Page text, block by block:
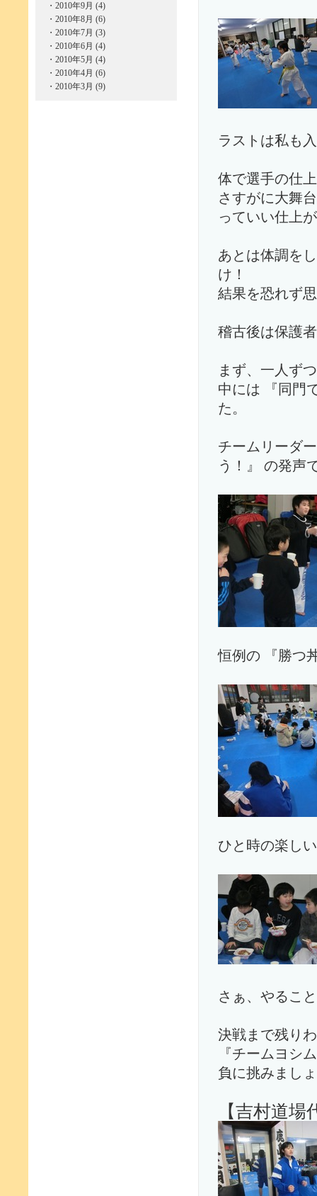
ラストは私も
体で選手の仕
さすがに大舞
っていい仕上
あとは体調を
け！
結果を恐れず
稽古後は保護
まず、一人ず
中には 『同門
た。
チームリーダ
う！』 の発声
恒例の 『勝つ
ひと時の楽し
さぁ、やるこ
決戦まで残り
『チームヨシ
負に挑みまし
【吉村道場
・ 2010年9月 (4)
・ 2010年8月 (6)
・ 2010年7月 (3)
・ 2010年6月 (4)
・ 2010年5月 (4)
・ 2010年4月 (6)
・ 2010年3月 (9)